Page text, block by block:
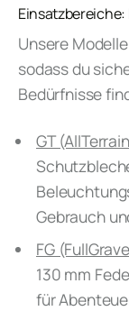
Einsatzbereiche:
Unsere
sodass du
Bedürfnisse
GT
Gebrauch
FG
130 mm
für